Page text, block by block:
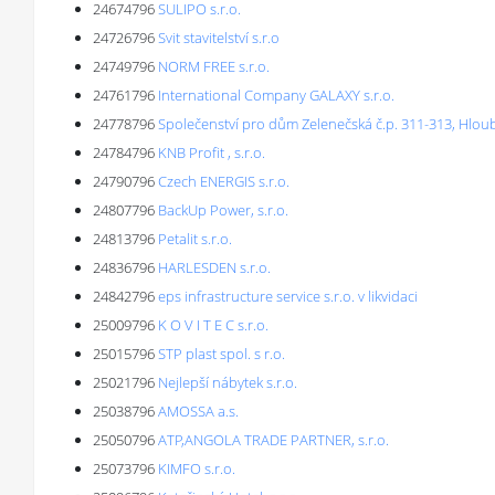
24674796SULIPO s.r.o.
24726796Svit stavitelství s.r.o
24749796 NORM FREE s.r.o.
24761796 International Company GALAXY s.r.o.
24778796Společenství pro dům Zelenečská č.p. 311-313,
24784796 KNB Profit , s.r.o.
24790796Czech ENERGIS s.r.o.
24807796 BackUp Power, s.r.o.
24813796 Petalit s.r.o.
24836796 HARLESDEN s.r.o.
24842796eps infrastructure service s.r.o. v likvidaci
25009796 K O V I T E C s.r.o.
25015796STP plast spol. s r.o.
25021796 Nejlepší nábytek s.r.o.
25038796AMOSSA a.s.
25050796ATP,ANGOLA TRADE PARTNER, s.r.o.
25073796 KIMFO s.r.o.